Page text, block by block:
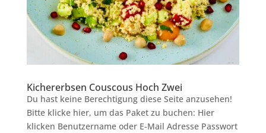
Kichererbsen Couscous Hoch Zwei
Du hast keine Berechtigung diese Seite anzusehen!
Bitte klicke hier, um das Paket zu buchen: Hier
klicken Benutzername oder E-Mail Adresse Passwort